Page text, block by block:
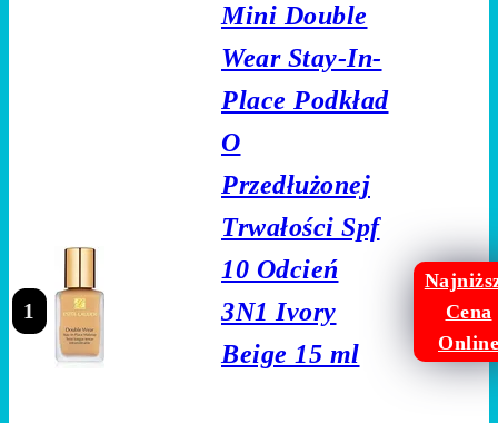
1
Mini Double
Wear Stay-In-
Place Podkład
O
Przedłużonej
Trwałości Spf
10 Odcień
3N1 Ivory
Beige 15 ml
Cena
Online